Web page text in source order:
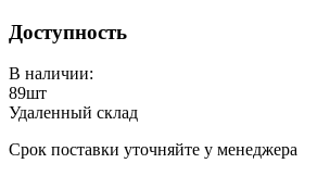
Доступность
В наличии:
89шт
Удаленный склад
Срок поставки уточняйте у менеджера